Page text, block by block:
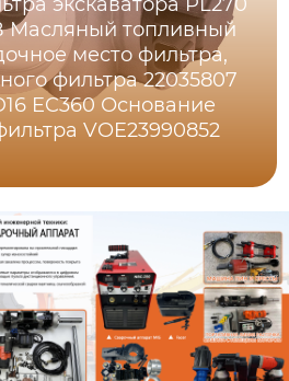
Масляный топливный
место фильтра,
фильтра 22035807
EC360 Основание
VOE23990852